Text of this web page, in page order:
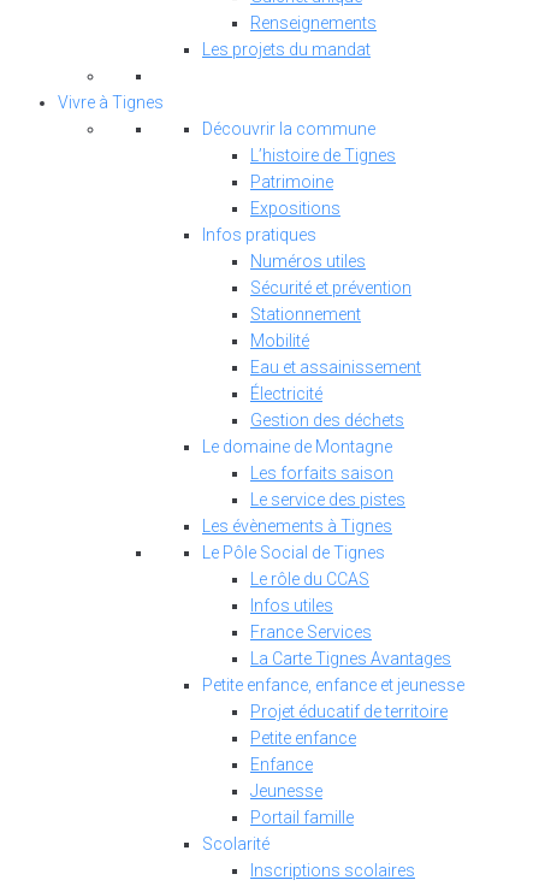
Renseignements
Les projets du mandat
Vivre à Tignes
Découvrir la commune
L’histoire de Tignes
Patrimoine
Expositions
Infos pratiques
Numéros utiles
Sécurité et prévention
Stationnement
Mobilité
Eau et assainissement
Électricité
Gestion des déchets
Le domaine de Montagne
Les forfaits saison
Le service des pistes
Les évènements à Tignes
Le Pôle Social de Tignes
Le rôle du CCAS
Infos utiles
France Services
La Carte Tignes Avantages
Petite enfance, enfance et jeunesse
Projet éducatif de territoire
Petite enfance
Enfance
Jeunesse
Portail famille
Scolarité
Inscriptions scolaires